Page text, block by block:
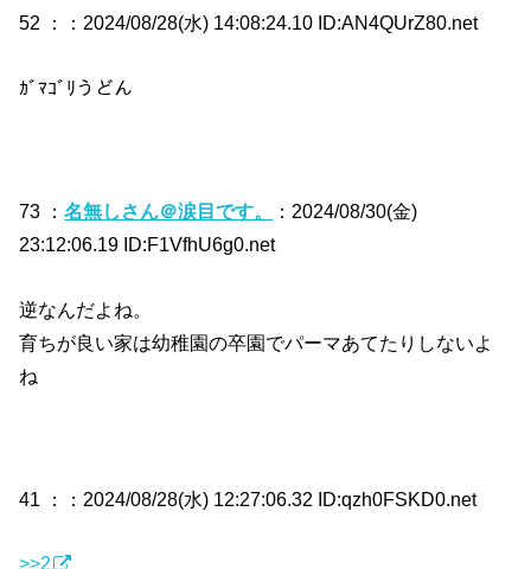
52 ： ：2024/08/28(水) 14:08:24.10 ID:AN4QUrZ80.net
ｶﾞﾏｺﾞﾘうどん
73 ：名無しさん＠涙目です。
：2024/08/30(金)
23:12:06.19 ID:F1VfhU6g0.net
逆なんだよね。
育ちが良い家は幼稚園の卒園でパーマあてたりしないよ
ね
41 ： ：2024/08/28(水) 12:27:06.32 ID:qzh0FSKD0.net
>>2